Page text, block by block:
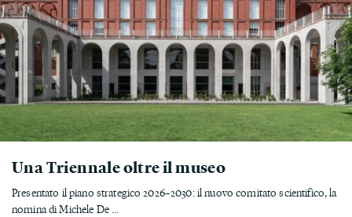
Una Triennale oltre il museo
Presentato il piano strategico 2026–2030: il nuovo comitato scientifico, la
nomina di Michele De ...